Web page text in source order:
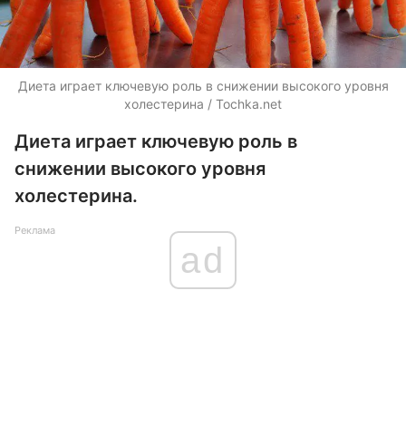
Диета играет ключевую роль в снижении высокого уровня
холестерина / Tochka.net
Диета играет ключевую роль в
снижении высокого уровня
холестерина.
Реклама
ad